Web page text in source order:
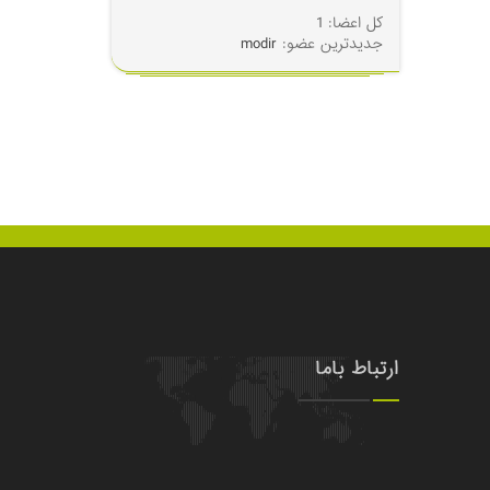
کل اعضا: 1
جدیدترین عضو: modir
ارتباط باما